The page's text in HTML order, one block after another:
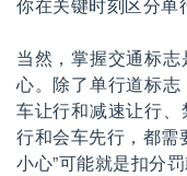
当然，掌握交通标
心。除了单行道标
车让行和减速让行
行和会车先行，都需
小心”可能就是扣分